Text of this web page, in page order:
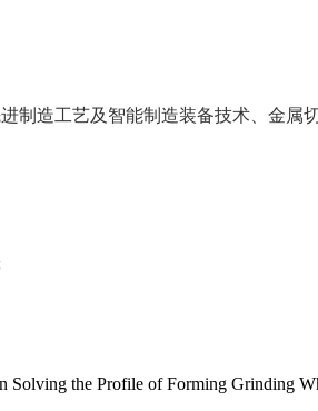
制造工艺及智能制造装备技术、金
Solving the Profile of Forming Grinding